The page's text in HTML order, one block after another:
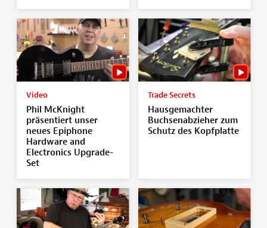
Video
Phil McKnight
präsentiert unser
neues Epiphone
Hardware and
Electronics Upgrade-
Set
Trade Secrets
Hausgemachter
Buchsenabzieher zum
Schutz des Kopfplatte